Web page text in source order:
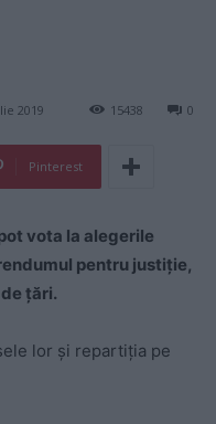
2019 0
15438
Pinterest
vota la alegerile
pentru justiție,
țări.
lor și repartiția pe